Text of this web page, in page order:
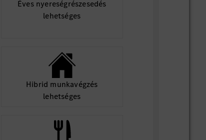
Éves nyereségrészesedés
lehetséges
Hibrid munkavégzés
lehetséges